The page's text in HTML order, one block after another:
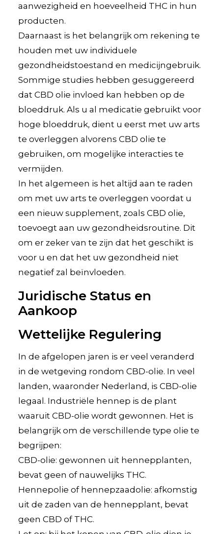
aanwezigheid en hoeveelheid THC in hun
producten.
Daarnaast is het belangrijk om rekening te
houden met uw individuele
gezondheidstoestand en medicijngebruik.
Sommige studies hebben gesuggereerd
dat CBD olie invloed kan hebben op de
bloeddruk. Als u al medicatie gebruikt voor
hoge bloeddruk, dient u eerst met uw arts
te overleggen alvorens CBD olie te
gebruiken, om mogelijke interacties te
vermijden.
In het algemeen is het altijd aan te raden
om met uw arts te overleggen voordat u
een nieuw supplement, zoals CBD olie,
toevoegt aan uw gezondheidsroutine. Dit
om er zeker van te zijn dat het geschikt is
voor u en dat het uw gezondheid niet
negatief zal beïnvloeden.
Juridische Status en
Aankoop
Wettelijke Regulering
In de afgelopen jaren is er veel veranderd
in de wetgeving rondom CBD-olie. In veel
landen, waaronder Nederland, is CBD-olie
legaal. Industriële hennep is de plant
waaruit CBD-olie wordt gewonnen. Het is
belangrijk om de verschillende type olie te
begrijpen:
CBD-olie: gewonnen uit hennepplanten,
bevat geen of nauwelijks THC.
Hennepolie of hennepzaadolie: afkomstig
uit de zaden van de hennepplant, bevat
geen CBD of THC.